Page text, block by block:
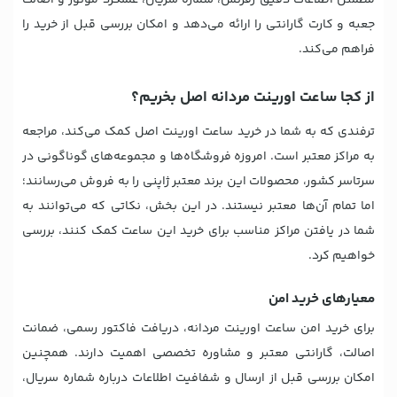
جعبه و کارت گارانتی را ارائه می‌دهد و امکان بررسی قبل از خرید را
فراهم می‌کند.
از کجا ساعت اورینت مردانه اصل بخریم؟
ترفندی که به شما در خرید ساعت اورینت اصل کمک می‌کند، مراجعه
به مراکز معتبر است. امروزه فروشگاه‌ها و مجموعه‌های گوناگونی در
سرتاسر کشور، محصولات این برند معتبر ژاپنی را به فروش می‌رسانند؛
اما تمام آن‌ها معتبر نیستند. در این بخش، نکاتی که می‌توانند به
شما در یافتن مراکز مناسب برای خرید این ساعت کمک کنند، بررسی
خواهیم کرد.
معیارهای خرید امن
برای خرید امن ساعت اورینت مردانه، دریافت فاکتور رسمی، ضمانت
اصالت، گارانتی معتبر و مشاوره تخصصی اهمیت دارند. همچنین
امکان بررسی قبل از ارسال و شفافیت اطلاعات درباره شماره سریال،